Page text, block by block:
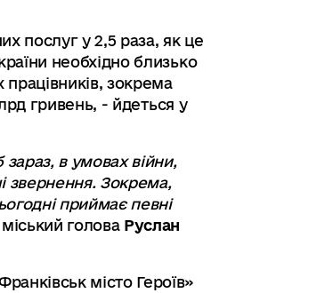
послуг у 2,5 раза, як це
необхідно близько
зокрема
гривень, - йдеться у
в умовах війни,
звернення. Зокрема,
приймає певні
голова Руслан
місто Героїв»